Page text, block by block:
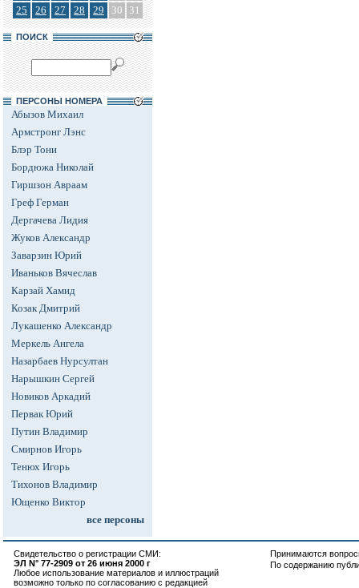
25
26 27 28 29 30 31
ПОИСК
ПЕРСОНЫ НОМЕРА
Абызов Михаил
Армстронг Лэнс
Блэр Тони
Бордюжа Николай
Гиршзон Авраам
Греф Герман
Дергачева Лидия
Жуков Александр
Заварзин Юрий
Иваньков Вячеслав
Карзай Хамид
Козак Дмитрий
Лукашенко Александр
Меркель Ангела
Назарбаев Нурсултан
Нарышкин Сергей
Новиков Аркадий
Первак Юрий
Путин Владимир
Смирнов Игорь
Тенюх Игорь
Тихонов Владимир
Ющенко Виктор
все персоны
Свидетельство о регистрации СМИ:
ЭЛ N° 77-2909 от 26 июня 2000 г
Любое использование материалов и иллюстраций
возможно только по согласованию с редакцией
Принимаются
По содержанию